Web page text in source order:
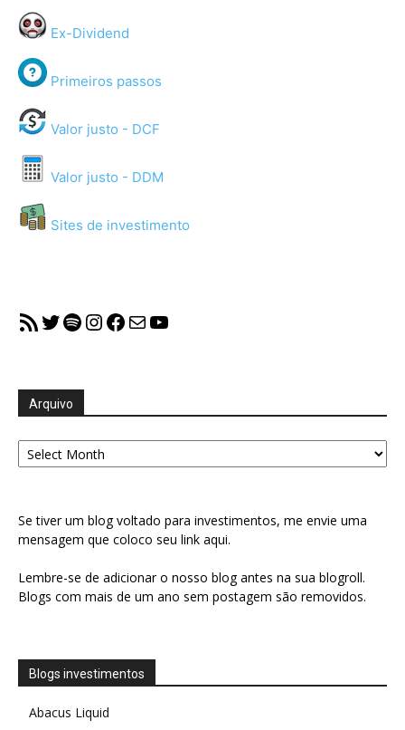
Ex-Dividend
Primeiros passos
Valor justo - DCF
Valor justo - DDM
Sites de investimento
RSS FeedTwitter
Spotify
Instagram
Facebook
MailYouTube
Arquivo
Arquivo
Se tiver um blog voltado para investimentos, me envie uma
mensagem que coloco seu link aqui.
Lembre-se de adicionar o nosso blog antes na sua blogroll.
Blogs com mais de um ano sem postagem são removidos.
Blogs investimentos
Abacus Liquid